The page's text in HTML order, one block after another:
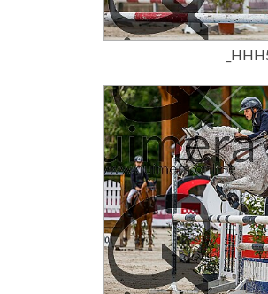
15,00
15,00